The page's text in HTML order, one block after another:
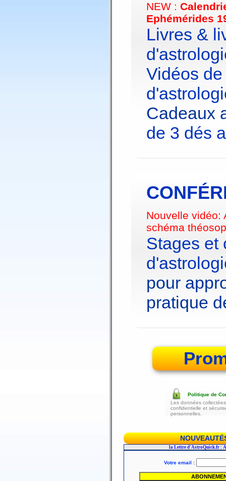
NEW :
Ephémérides
Livres &
Vidéos
Cadeaux
de 3 dés
Nouvelle vidéo:
schéma
Stages et
pour
pratique
Politique de
Les données
confidentielle et
personnelles.